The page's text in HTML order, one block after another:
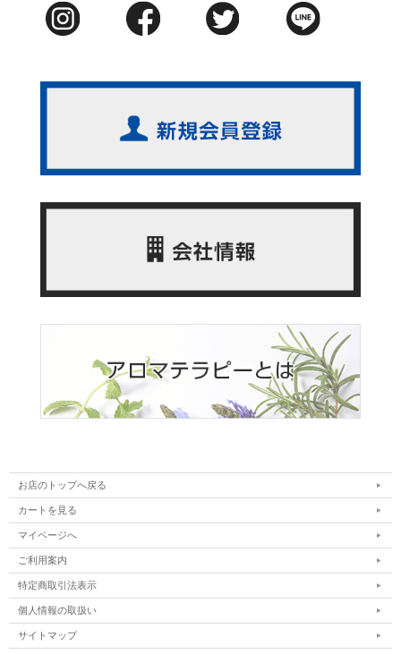
お店のトップへ戻る
カートを見る
マイページへ
ご利用案内
特定商取引法表示
個人情報の取扱い
サイトマップ